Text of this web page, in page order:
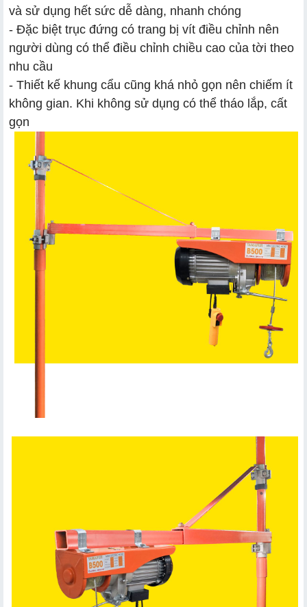
và sử dụng hết sức dễ dàng, nhanh chóng
- Đặc biệt trục đứng có trang bị vít điều chỉnh nên
người dùng có thể điều chỉnh chiều cao của tời theo
nhu cầu
- Thiết kế khung cẩu cũng khá nhỏ gọn nên chiếm ít
không gian. Khi không sử dụng có thể tháo lắp, cất
gọn